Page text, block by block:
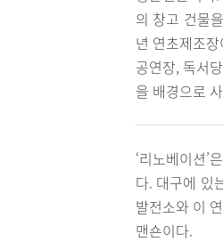
의 창고 건물
년 연초제조
공연장, 독서
을 배경으로
‘리노베이션
다. 대구에 있
발전소와 이
맨숀이다.